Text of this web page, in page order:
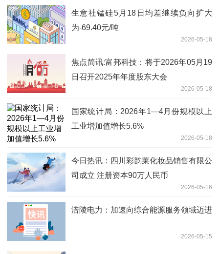
生意社锰硅5月18日均差继续负向扩大
为-69.40元/吨
2026-05-18
焦点简讯:富邦科技：将于2026年05月19
日召开2025年年度股东大会
2026-05-18
国家统计局：2026年1—4月份规模以上
工业增加值增长5.6%
2026-05-18
今日热讯：四川彩韵莱化妆品销售有限公
司成立 注册资本90万人民币
2026-05-16
涪陵电力：加速向综合能源服务领域迈进
2026-05-15